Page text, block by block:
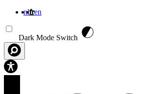
nlfren
Dark Mode Switch